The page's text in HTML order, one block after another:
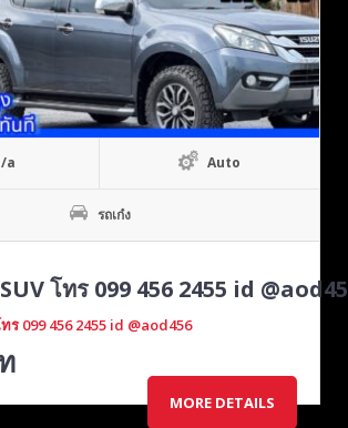
a
Auto
รถเก๋ง
โทร 099 456 2455 id
ร 099 456 2455 id @aod456
MORE DETAILS